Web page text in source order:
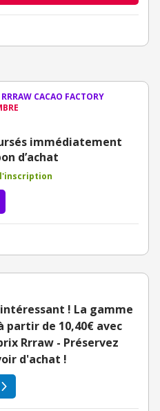
inscription chez eBuyClub.
CACAO FACTORY
immédiatement
d’achat
! La gamme
partir de 10,40€ avec
Rrraw - Préservez
d'achat !